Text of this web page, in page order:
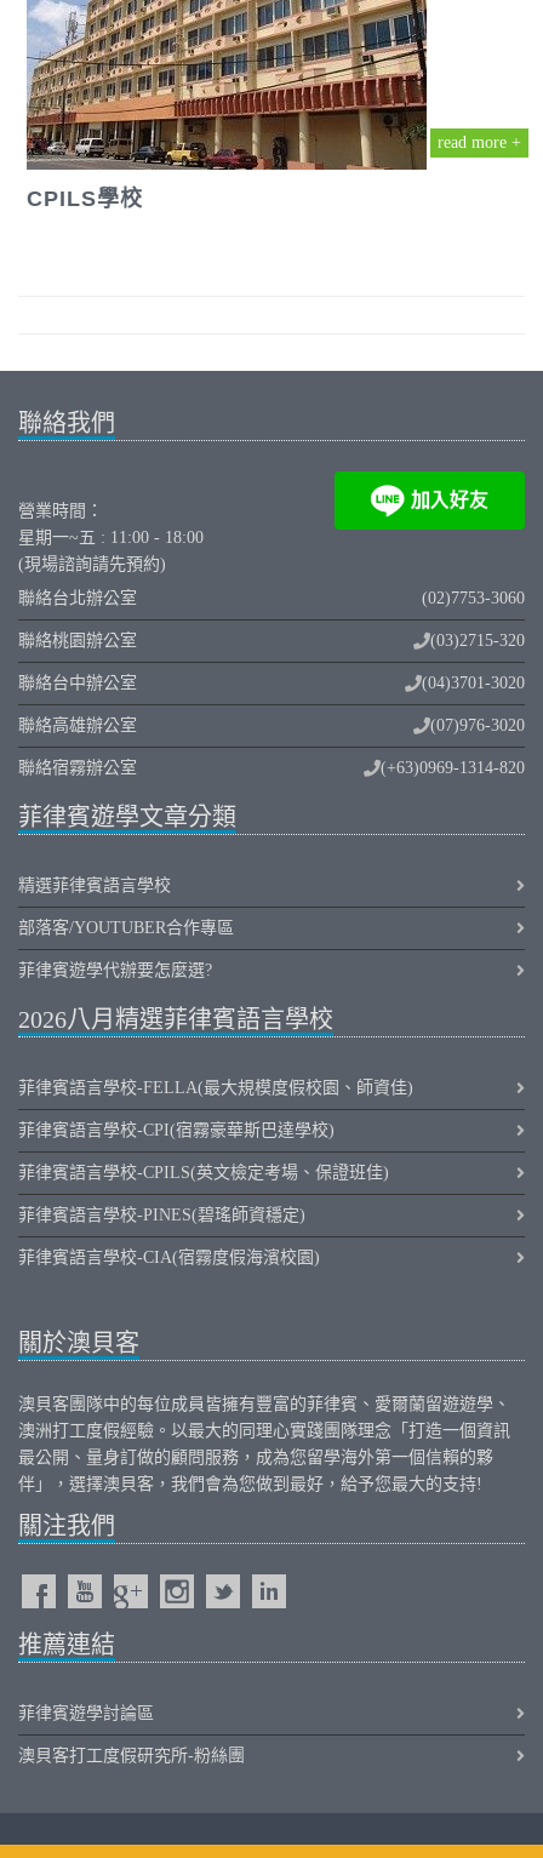
read more +
CPILS學校
聯絡我們
營業時間：
星期一~五 : 11:00 - 18:00
(現場諮詢請先預約)
聯絡台北辦公室
(02)7753-3060
聯絡桃園辦公室 (03)2715-320
聯絡台中辦公室 (04)3701-3020
聯絡高雄辦公室 (07)976-3020
聯絡宿霧辦公室 (+63)0969-1314-820
菲律賓遊學文章分類
精選菲律賓語言學校
部落客/YOUTUBER合作專區
菲律賓遊學代辦要怎麼選?
2026八月精選菲律賓語言學校
菲律賓語言學校-FELLA(最大規模度假校園、師資佳)
菲律賓語言學校-CPI(宿霧豪華斯巴達學校)
菲律賓語言學校-CPILS(英文檢定考場、保證班佳)
菲律賓語言學校-PINES(碧瑤師資穩定)
菲律賓語言學校-CIA(宿霧度假海濱校園)
關於澳貝客
澳貝客團隊中的每位成員皆擁有豐富的菲律賓 、 愛爾蘭留遊遊學、
澳洲打工度假經驗。以最大的同理心實踐團隊理念「打造一個資訊
最公開、量身訂做的顧問服務，成為您留學海外第一個信賴的夥
伴」，選擇澳貝客，我們會為您做到最好，給予您最大的支持!
關注我們
推薦連結
菲律賓遊學討論區
澳貝客打工度假研究所-粉絲團